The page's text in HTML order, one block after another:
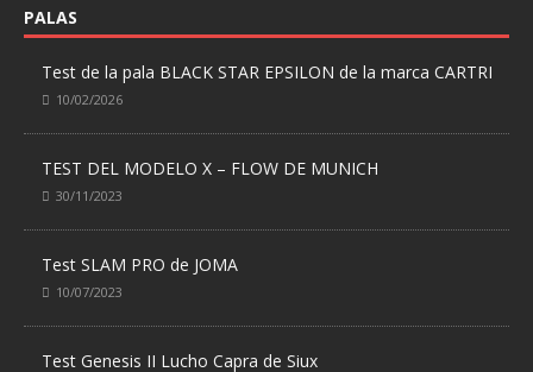
PALAS
Test de la pala BLACK STAR EPSILON de la marca CARTRI
10/02/2026
TEST DEL MODELO X – FLOW DE MUNICH
30/11/2023
Test SLAM PRO de JOMA
10/07/2023
Test Genesis II Lucho Capra de Siux